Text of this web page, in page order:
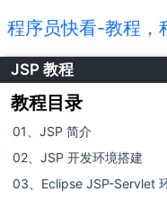
程序员快看-教程，
JSP 教程
教程目录
01、JSP 简介
02、JSP 开发环境搭建
03、Eclipse JSP-Servlet